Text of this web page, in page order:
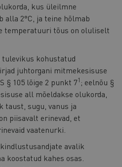
kus üleilmne
2°C, ja teine hõlmab
temperatuuri tõus on oluliselt
kohustatud
juhtorgani mitmekesisuse
§ 105 lõige 2 punkt 71 ; eelnõu §
all mõeldakse olukorda,
sugu, vanus ja
piisavalt erinevad, et
vaatenurki.
avalik
koostatud kahes osas.